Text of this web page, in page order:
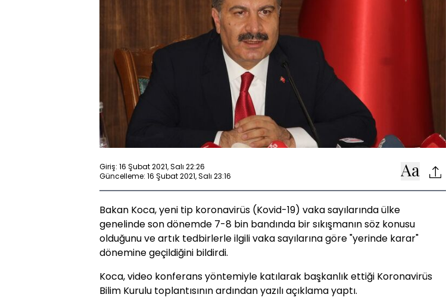
Giriş: 16 Şubat 2021, Salı 22:26
Güncelleme: 16 Şubat 2021, Salı 23:16
Bakan Koca, yeni tip koronavirüs (Kovid-19) vaka sayılarında ülke
genelinde son dönemde 7-8 bin bandında bir sıkışmanın söz konusu
olduğunu ve artık tedbirlerle ilgili vaka sayılarına göre "yerinde karar"
dönemine geçildiğini bildirdi.
Koca, video konferans yöntemiyle katılarak başkanlık ettiği Koronavirüs
Bilim Kurulu toplantısının ardından yazılı açıklama yaptı.